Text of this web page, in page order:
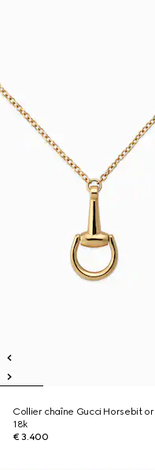
Collier chaîne Gucci Horsebit or
18k
€ 3.400